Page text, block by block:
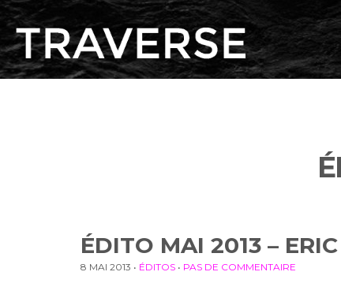
ÉDITO MAI 2013 –
8 MAI 2013 • ÉDITOS • PAS DE COMMENTAIRE